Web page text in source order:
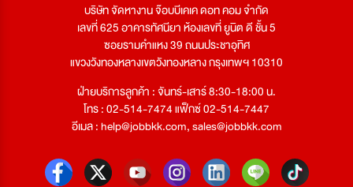
บริษัท จัดหางาน จ๊อบบีเคเค ดอท คอม จำกัด
เลขที่ 625 อาคารทัศนียา ห้องเลขที่ ยูนิต ดี ชั้น 5
ซอยรามคำแหง 39 ถนนประชาอุทิศ
แขวงวังทองหลางเขตวังทองหลาง กรุงเทพฯ 10310
ฝ่ายบริการลูกค้า : จันทร์-เสาร์ 8:30-18:00 น.
โทร : 02-514-7474 แฟ็กซ์ 02-514-7447
อีเมล :help@jobbkk.com,sales@jobbkk.com